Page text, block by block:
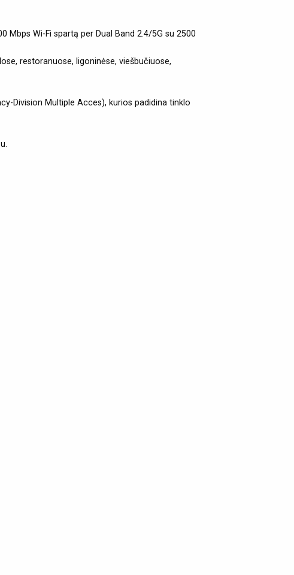
Mbps Wi-Fi spartą per Dual Band 2.4/5G su 2500
restoranuose, ligoninėse, viešbučiuose,
Division Multiple Acces), kurios padidina tinklo